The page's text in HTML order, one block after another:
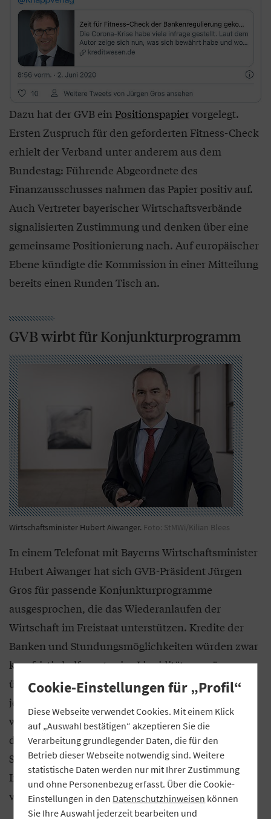
Dazu hat der GVB ein Positionspapiervorgelegt.
Ersten Zuspruch für den geforderten Fitness-Check
erhielt der Verband unter anderem aus dem
Bundestag: Führende Abgeordnete des
Finanzausschusses nahmen das Papier positiv auf.
Auch Vertreter bayerischer Wirtschaftsverbände
signalisierten Zustimmung und denken über eine
gemeinsame Positionierung nach. Auf europäischer
Ebene kündigte die Kommission in einer Mitteilung
bereits einen Runden Tisch an.
GVB wirbt für Konjunkturprogramm
Wirtschaftsminister Hubert Aiwanger. Foto: StMWi/Kilian Blees
In einem Telefonat mit Bayerns Wirtschaftsminister
Hubert Aiwanger hat sich GVB-Präsident Jürgen
Gros für passende Konjunkturprogramme
ausgesprochen, die das Wiederanlaufen der
Wirtschaft im Freistaat unterstützen. Kredite der
Banken und Stundungsmöglichkeiten würden zwar
kurzfristig helfen, etwaige Liquiditätsengpässe zu
überbrücken. Längerfristig müsse die Wirtschaft
jedoch mit konjunkturellen Anreizen stimuliert
werden, mahnte Gros. Ansonsten drohe im Herbst
dieses Jahres, wenn die bisherigen
Stützungsmaßnahmen auslaufen, eine
Insolvenzwelle. Das Problem wäre damit lediglich
verschoben, erklärte Gros in dem Telefonat.
Cookie-Einstellungen für „Profil“
Diese Webseite verwendet Cookies. Mit einem Klick
auf „Auswahl bestätigen“ akzeptieren Sie die
Verarbeitung grundlegender Daten, die für den
Betrieb dieser Webseite notwendig sind. Weitere
statistische Daten werden nur mit Ihrer Zustimmung
und ohne Personenbezug erfasst. Über die Cookie-
Einstellungen in den Datenschutzhinweisen können
Sie Ihre Auswahl jederzeit bearbeiten und